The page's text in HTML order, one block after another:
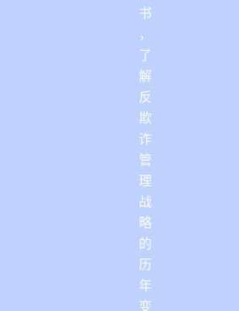
书
，
了
解
反
欺
诈
管
理
战
略
的
历
年
变